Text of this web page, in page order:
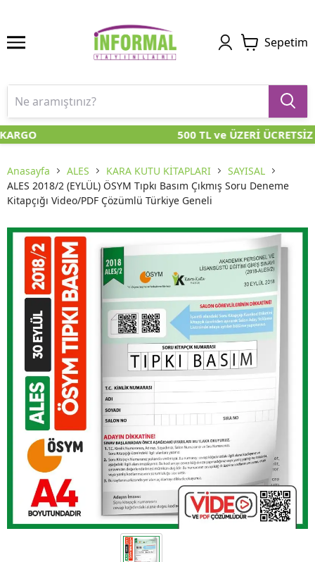
Sepetim
500 TL ve ÜZERİ ÜCRETSİZ
Anasayfa ALES KARA KUTU KİTAPLARI
SAYISAL
ALES 2018/2 (EYLÜL) ÖSYM Tıpkı Basım Çıkmış Soru Deneme
Kitapçığı Video/PDF Çözümlü Türkiye Geneli